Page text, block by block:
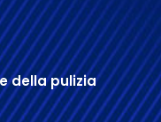
della pulizia